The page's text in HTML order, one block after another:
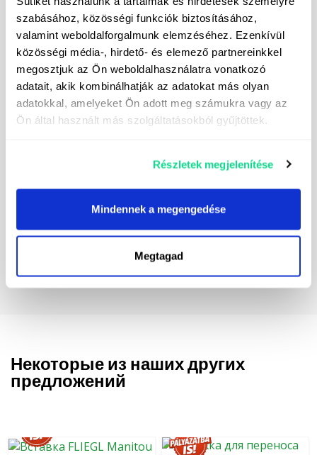
szabásához, közösségi funkciók biztosításához,
valamint weboldalforgalmunk elemzéséhez. Ezenkívül
közösségi média-, hirdető- és elemező partnereinkkel
megosztjuk az Ön weboldalhasználatra vonatkozó
adatait, akik kombinálhatják az adatokat más olyan
adatokkal, amelyeket Ön adott meg számukra vagy az
Ön által használt más szolgáltatásokból gyűjtöttek.
Részletek megjelenítése
Mindennek a megengedése
Megtagad
Я подписался на рассылку
Я даю согласие на обработку моих
контроллера данных можно найтиздесь.
Некоторые из наших других
предложений